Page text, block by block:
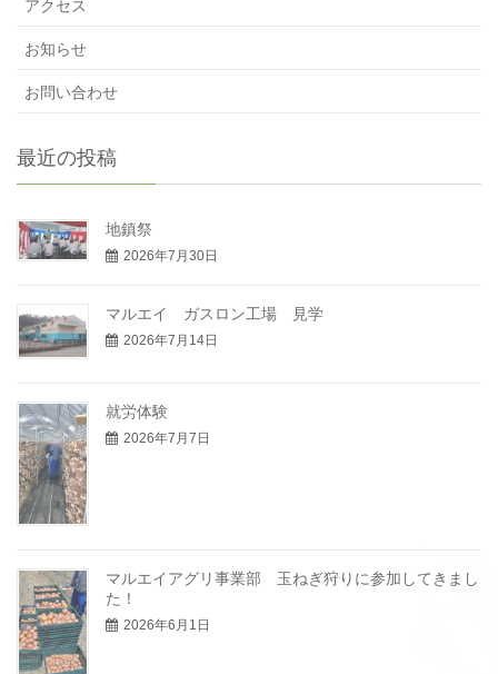
アクセス
お知らせ
お問い合わせ
最近の投稿
地鎮祭
2026年7月30日
マルエイ ガスロン工場 見学
2026年7月14日
就労体験
2026年7月7日
マルエイアグリ事業部 玉ねぎ狩りに参加してきまし
た！
2026年6月1日